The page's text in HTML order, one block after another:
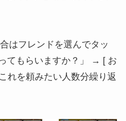
はフレンドを選んでタッ
てもらいますか？」 → [ お
れを頼みたい人数分繰り返